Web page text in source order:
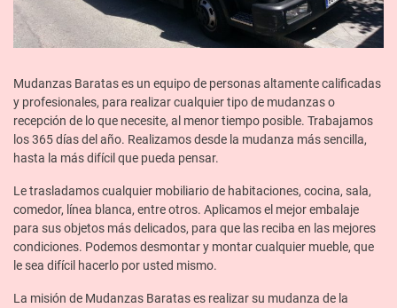
Mudanzas Baratas es un equipo de personas altamente calificadas
y profesionales, para realizar cualquier tipo de mudanzas o
recepción de lo que necesite, al menor tiempo posible. Trabajamos
los 365 días del año. Realizamos desde la mudanza más sencilla,
hasta la más difícil que pueda pensar.
Le trasladamos cualquier mobiliario de habitaciones, cocina, sala,
comedor, línea blanca, entre otros. Aplicamos el mejor embalaje
para sus objetos más delicados, para que las reciba en las mejores
condiciones. Podemos desmontar y montar cualquier mueble, que
le sea difícil hacerlo por usted mismo.
La misión de Mudanzas Baratas es realizar su mudanza de la